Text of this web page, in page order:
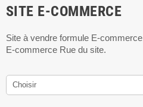
SITE E-COMMERCE
Site à vendre formule E-
E-commerce Rue du site.
Choisir